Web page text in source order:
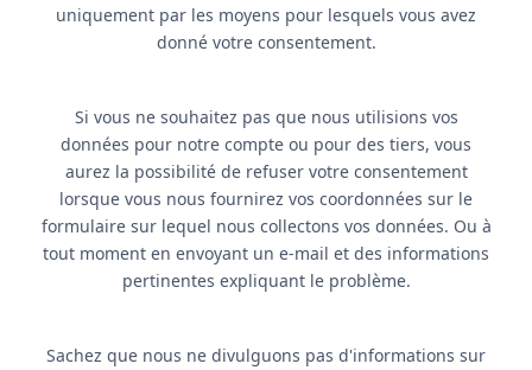
uniquement par les moyens pour lesquels vous avez
donné votre consentement.
Si vous ne souhaitez pas que nous utilisions vos
données pour notre compte ou pour des tiers, vous
aurez la possibilité de refuser votre consentement
lorsque vous nous fournirez vos coordonnées sur le
formulaire sur lequel nous collectons vos données. Ou à
tout moment en envoyant un e-mail et des informations
pertinentes expliquant le problème.
Sachez que nous ne divulguons pas d'informations sur